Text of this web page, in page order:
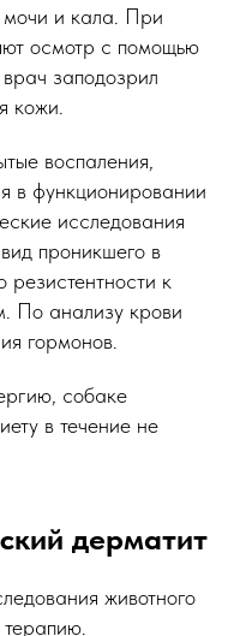
и кала. При
осмотр с помощью
заподозрил
кожи.
воспаления,
в функционировании
исследования
проникшего в
резистентности к
По анализу крови
гормонов.
собаке
в течение не
дерматит
животного